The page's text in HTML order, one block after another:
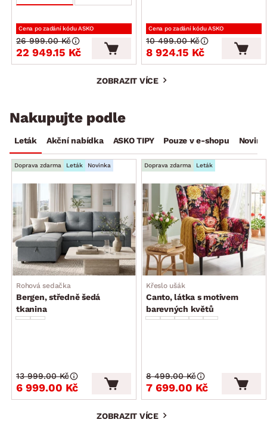
Cena po zadání kódu ASKO
22 949.15 Kč
26 999.00 Kč
Cena po zadání kódu ASKO
8 924.15 Kč
10 499.00 Kč
ZOBRAZIT VÍCE
Nakupujte podle
Leták Akční nabídka ASKO TIPY Pouze v e-shopu
Doprava zdarma Leták Novinka
Rohová sedačka
Bergen, středně šedá
tkanina
6 999.00 Kč
13 999.00 Kč
Doprava zdarma Leták
Křeslo ušák
Canto, látka s motivem
barevných květů
7 699.00 Kč
8 499.00 Kč
ZOBRAZIT VÍCE